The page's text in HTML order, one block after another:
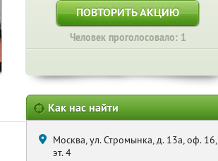
ПОВТОРИТЬ АКЦИЮ
Человек проголосовало: 1
Как нас найти
Москва, ул. Стромынка, д. 13а, оф. 16,
эт. 4